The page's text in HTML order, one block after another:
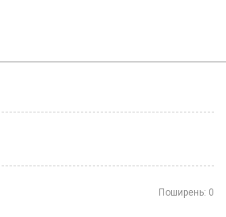
Поширень: 0